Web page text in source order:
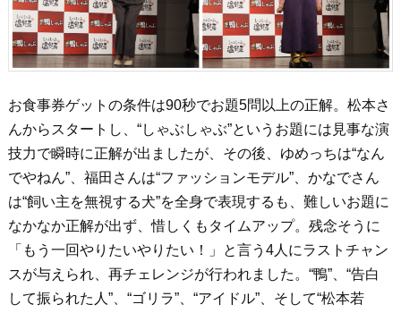
お食事券ゲットの条件は90秒でお題5問以上の正解。松本さ
んからスタートし、“しゃぶしゃぶ”というお題には見事な演
技力で瞬時に正解が出ましたが、その後、ゆめっちは“なん
でやねん”、福田さんは“ファッションモデル”、かなでさん
は“飼い主を無視する犬”を全身で表現するも、難しいお題に
なかなか正解が出ず、惜しくもタイムアップ。残念そうに
「もう一回やりたいやりたい！」と言う4人にラストチャン
スが与えられ、再チェレンジが行われました。“鴨”、“告白
して振られた人”、“ゴリラ”、“アイドル”、そして“松本若